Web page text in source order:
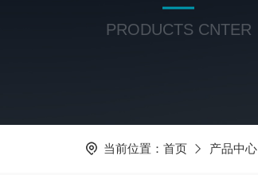
PRODUCTS CNTER
当前位置： 首页 产品中心